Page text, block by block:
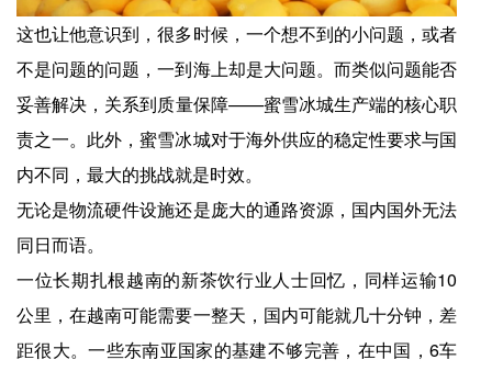
这也让他意识到，很多时候，一个想不到的小问题，或者
不是问题的问题，一到海上却是大问题。而类似问题能否
妥善解决，关系到质量保障——蜜雪冰城生产端的核心职
责之一。此外，蜜雪冰城对于海外供应的稳定性要求与国
内不同，最大的挑战就是时效。
无论是物流硬件设施还是庞大的通路资源，国内国外无法
同日而语。
一位长期扎根越南的新茶饮行业人士回忆，同样运输10
公里，在越南可能需要一整天，国内可能就几十分钟，差
距很大。一些东南亚国家的基建不够完善，在中国，6车